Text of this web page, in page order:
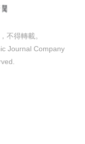
不得轉載。
Journal Company